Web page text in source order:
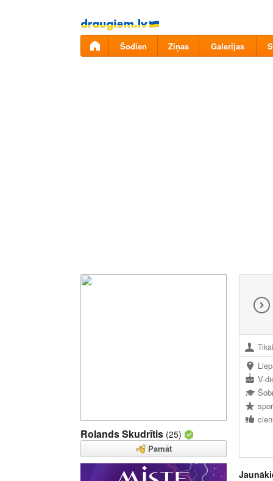
Pāriet
uz
saturu
Šodien Ziņas Galerijas
Rolands Skudrītis (25)
Pamāt
V-